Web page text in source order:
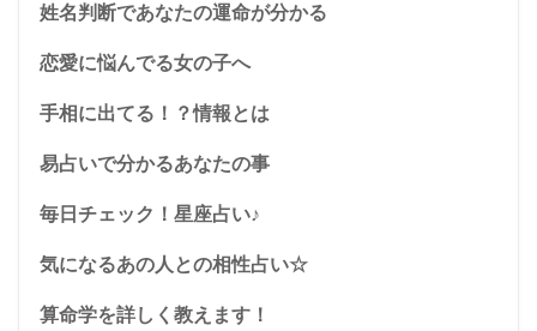
姓名判断であなたの運命が分かる
恋愛に悩んでる女の子へ
手相に出てる！？情報とは
易占いで分かるあなたの事
毎日チェック！星座占い♪
気になるあの人との相性占い☆
算命学を詳しく教えます！